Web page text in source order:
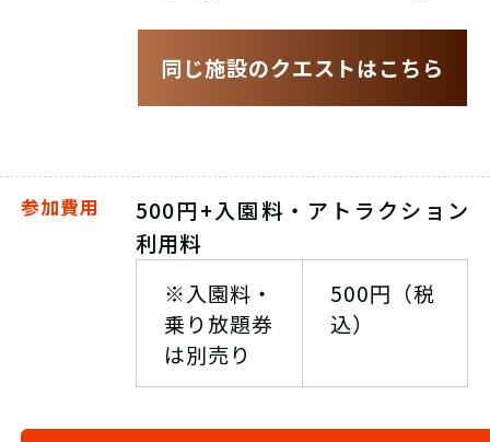
同じ施設のクエストはこちら
参加費用
500円+入園料・アトラクション
利用料
※入園料・
乗り放題券
は別売り
500円（税
込）